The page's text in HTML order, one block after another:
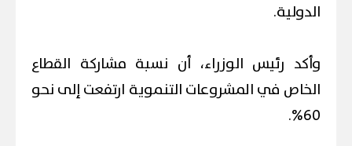
الدولية.
وأكد رئيس الوزراء، أن نسبة مشاركة القطاع
الخاص في المشروعات التنموية ارتفعت إلى نحو
60%.